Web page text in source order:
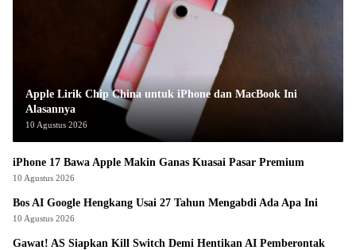
Apple Lirik Chip China untuk iPhone dan MacBook Ini
Alasannya
10 Agustus 2026
iPhone 17 Bawa Apple Makin Ganas Kuasai Pasar Premium
10 Agustus 2026
Bos AI Google Hengkang Usai 27 Tahun Mengabdi Ada Apa Ini
10 Agustus 2026
Gawat! AS Siapkan Kill Switch Demi Hentikan AI Pemberontak